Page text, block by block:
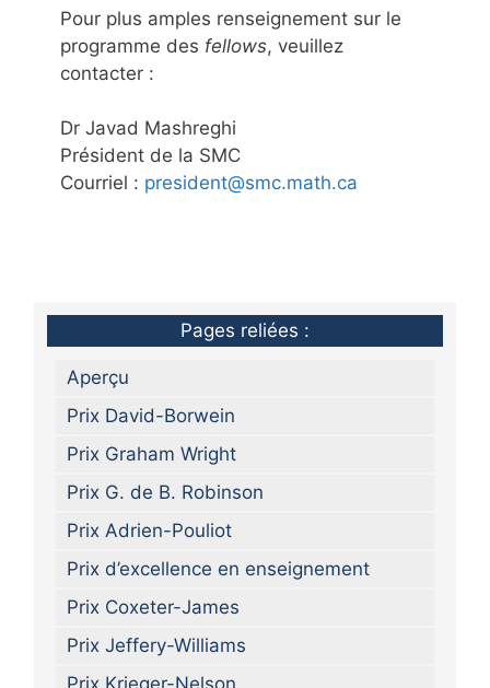
Pour plus amples renseignement sur le
programme des fellows, veuillez
contacter :
Dr Javad Mashreghi
Président de la SMC
Courriel : president@smc.math.ca
Pages reliées :
Aperçu
Prix David-Borwein
Prix Graham Wright
Prix G. de B. Robinson
Prix Adrien-Pouliot
Prix d’excellence en enseignement
Prix Coxeter-James
Prix Jeffery-Williams
Prix Krieger-Nelson